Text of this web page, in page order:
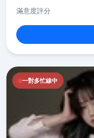
滿意度評分
一對多忙線中